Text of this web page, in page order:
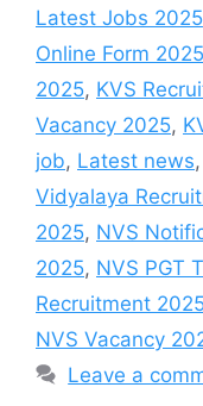
Latest Jobs 2025
Online Form 2025
2025, KVS
Vacancy 2025,
job, Latest news,
Vidyalaya
2025, NVS
2025, NVS PGT
Recruitment
NVS Vacancy
Leave a